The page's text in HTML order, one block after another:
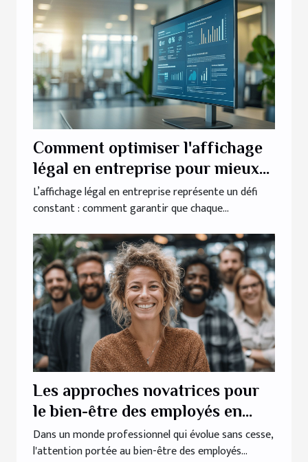
Comment optimiser l'affichage
légal en entreprise pour mieux
informer les employés ?
L’affichage légal en entreprise représente un défi
constant : comment garantir que chaque...
Les approches novatrices pour
le bien-être des employés en
PME
Dans un monde professionnel qui évolue sans cesse,
l'attention portée au bien-être des employés...